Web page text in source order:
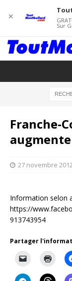
Franche-
27 novembre
Information selon
https://
913743954
Partager
✕
Sur